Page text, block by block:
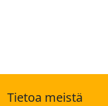
Tietoa meistä